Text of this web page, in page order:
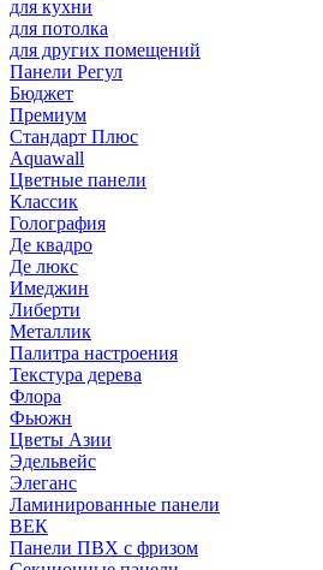
для кухни
для потолка
для других помещений
Панели Регул
Бюджет
Премиум
Стандарт Плюс
Aquawall
Цветные панели
Классик
Голография
Де квадро
Де люкс
Имеджин
Либерти
Металлик
Палитра настроения
Текстура дерева
Флора
Фьюжн
Цветы Азии
Эдельвейс
Элеганс
Ламинированные панели
ВЕК
Панели ПВХ с фризом